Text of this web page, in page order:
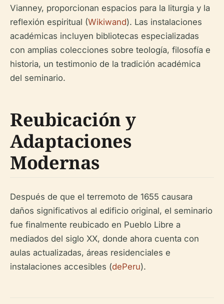
Vianney, proporcionan espacios para la liturgia y la
reflexión espiritual (Wikiwand). Las instalaciones
académicas incluyen bibliotecas especializadas
con amplias colecciones sobre teología, filosofía e
historia, un testimonio de la tradición académica
del seminario.
Reubicación y
Adaptaciones
Modernas
Después de que el terremoto de 1655 causara
daños significativos al edificio original, el seminario
fue finalmente reubicado en Pueblo Libre a
mediados del siglo XX, donde ahora cuenta con
aulas actualizadas, áreas residenciales e
instalaciones accesibles (dePeru).